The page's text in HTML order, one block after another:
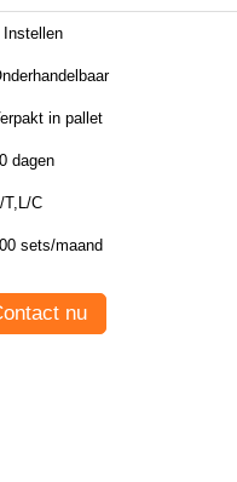
Instellen
in pallet
dagen
T,L/C
sets/maand
nu